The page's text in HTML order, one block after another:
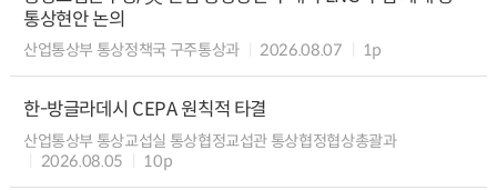
통상현안 논의
산업통상부 통상정책국 구주통상과 2026.08.07 1p
한-방글라데시 CEPA 원칙적 타결
산업통상부 통상교섭실 통상협정교섭관 통상협정협상총괄과
2026.08.05
10p